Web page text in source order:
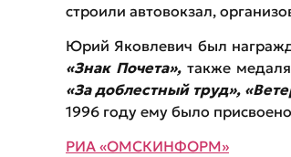
строили автовокзал,
Юрий Яковлевич был
«Знак Почета», также
«За доблестный труд»,
1996 году ему было присвоено
РИА «ОМСКИНФОРМ»